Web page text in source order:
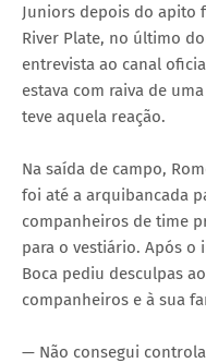
Juniors depois do apito
River Plate, no último
entrevista ao canal
estava com raiva de
teve aquela reação.
Na saída de campo,
foi até a arquibancada
companheiros de time
para o vestiário. Após o
Boca pediu desculpas
companheiros e à sua
— Não consegui